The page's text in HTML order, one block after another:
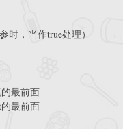
，当作true处理）
最前面
的最前面